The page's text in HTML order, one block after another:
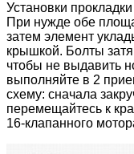
Установки
При нужде обе
затем элемент
крышкой. Болты
чтобы не выдавить
выполняйте в 2
схему: сначала
перемещайтесь к
16-клапанного